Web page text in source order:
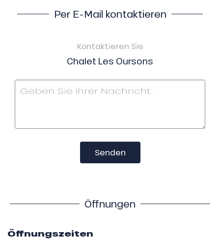
Per E-Mail kontaktieren
Kontaktieren Sie
Chalet Les Oursons
Senden
Öffnungen
Öffnungszeiten